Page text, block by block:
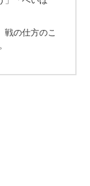
戦の仕方のこ